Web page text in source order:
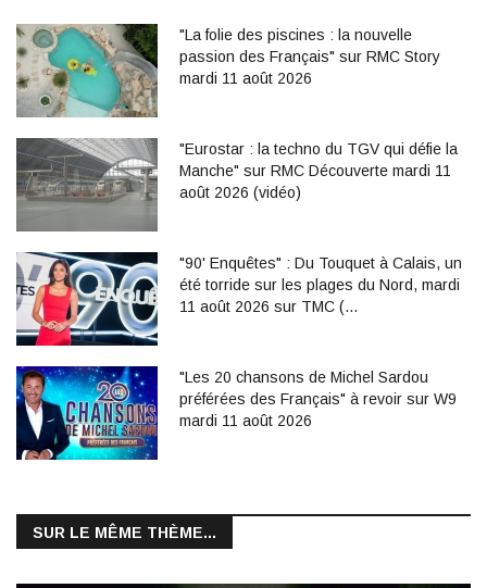
"La folie des piscines : la nouvelle
passion des Français" sur RMC Story
mardi 11 août 2026
"Eurostar : la techno du TGV qui défie la
Manche" sur RMC Découverte mardi 11
août 2026 (vidéo)
"90' Enquêtes" : Du Touquet à Calais, un
été torride sur les plages du Nord, mardi
11 août 2026 sur TMC (…
"Les 20 chansons de Michel Sardou
préférées des Français" à revoir sur W9
mardi 11 août 2026
SUR LE MÊME THÈME...